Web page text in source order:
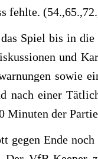
fehlte.
Spiel bis in
und
sowie
nach einer
Minuten der
gegen Ende